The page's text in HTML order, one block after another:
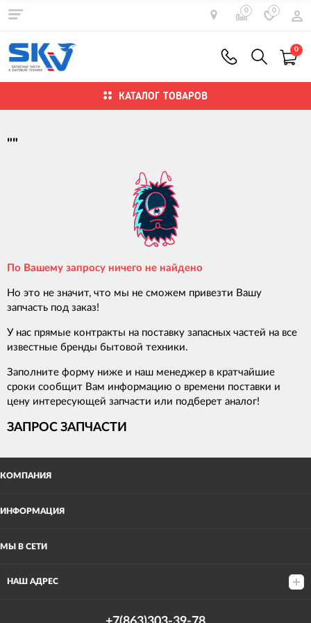
0 0
0
КАТАЛОГ ТОВАРОВ
""
По Вашему запросу ничего не найдено
Но это не значит, что мы не сможем привезти Вашу
запчасть под заказ!
У нас прямые контракты на поставку запасных частей на все
известные бренды бытовой техники.
Заполните форму ниже и наш менеджер в кратчайшие
сроки сообщит Вам информацию о времени поставки и
цену интересующей запчасти или подберет аналог!
ЗАПРОС ЗАПЧАСТИ
КОМПАНИЯ
ИНФОРМАЦИЯ
МЫ В СЕТИ
НАШ АДРЕС